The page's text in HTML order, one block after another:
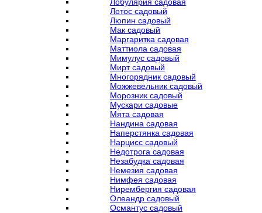
Лобулярия садовая
Лотос садовый
Люпин садовый
Мак садовый
Маргаритка садовая
Маттиола садовая
Мимулус садовый
Мирт садовый
Многорядник садовый
Можжевельник садовый
Морозник садовый
Мускари садовые
Мята садовая
Нандина садовая
Наперстянка садовая
Нарцисс садовый
Недотрога садовая
Незабудка садовая
Немезия садовая
Нимфея садовая
Нирембергия садовая
Олеандр садовый
Османтус садовый